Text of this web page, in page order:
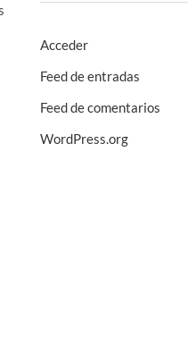
Acceder
Feed de entradas
Feed de comentarios
WordPress.org